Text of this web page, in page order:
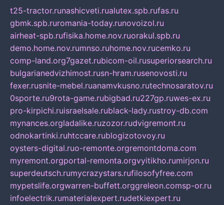
t25-tractor.runashicveti.rualutex.spb.rufas.ru
gbmk.spb.ruromania-today.runovoizol.ru
airheat-spb.rufisika.home.nov.ruorakul.spb.ru
demo.home.nov.rumnso.ruhome.nov.rucemko.ru
comp-land.org7gazet.rubicom-oil.rusuperiorsearch.ru
bulgarianedvizhimost.rusn-hram.rusenovosti.ru
fexer.rusnite-mebel.ruanamvkusno.rutechnosaratov.ru
0sporte.ru9rota-game.rubigbad.ru227gp.ruwes-ex.ru
pro-kirpichi.ruisraelsale.rublack-lady.rustroy-db.com
mynances.orgladalike.ruzozor.rudvigremont.ru
odnokartinki.ruhtccare.rublogizotovoy.ru
oysters-digital.ruo-remonte.orgremontdoma.com
myremont.orgportal-remonta.orgvyitikho.rumirjon.ru
superdeutsch.rumycrazystars.rufilosofyfree.com
mypetslife.orgwarren-buffett.orggreleon.comsp-or.ru
infoelectrik.rumaterialexpert.rudetkiexpert.ru